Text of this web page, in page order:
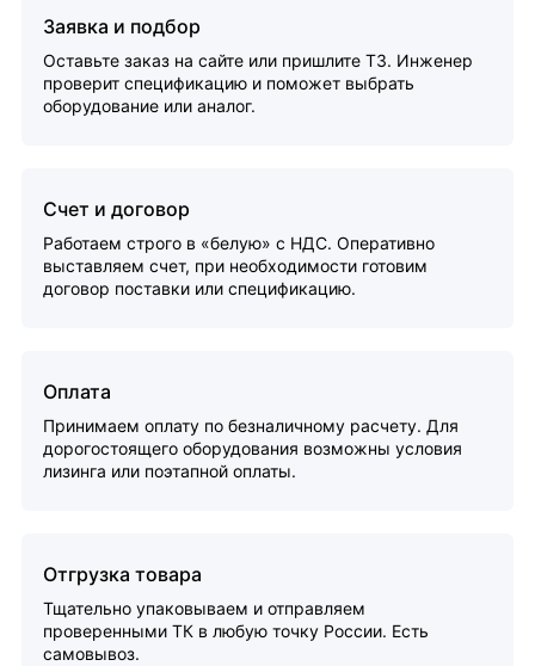
Заявка и подбор
Оставьте заказ на сайте или пришлите ТЗ. Инженер
проверит спецификацию и поможет выбрать
оборудование или аналог.
Счет и договор
Работаем строго в «белую» с НДС. Оперативно
выставляем счет, при необходимости готовим
договор поставки или спецификацию.
Оплата
Принимаем оплату по безналичному расчету. Для
дорогостоящего оборудования возможны условия
лизинга или поэтапной оплаты.
Отгрузка товара
Тщательно упаковываем и отправляем
проверенными ТК в любую точку России. Есть
самовывоз.